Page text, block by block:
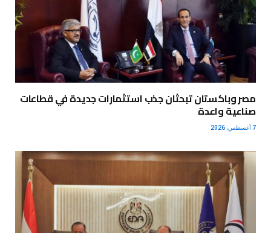
مصر وباكستان تبحثان جذب استثمارات جديدة في قطاعات
صناعية واعدة
7 أغسطس، 2026